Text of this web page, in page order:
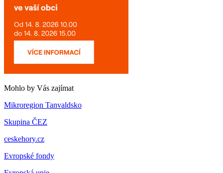
Mohlo by Vás zajímat
Mikroregion Tanvaldsko
Skupina ČEZ
ceskehory.cz
Evropské fondy